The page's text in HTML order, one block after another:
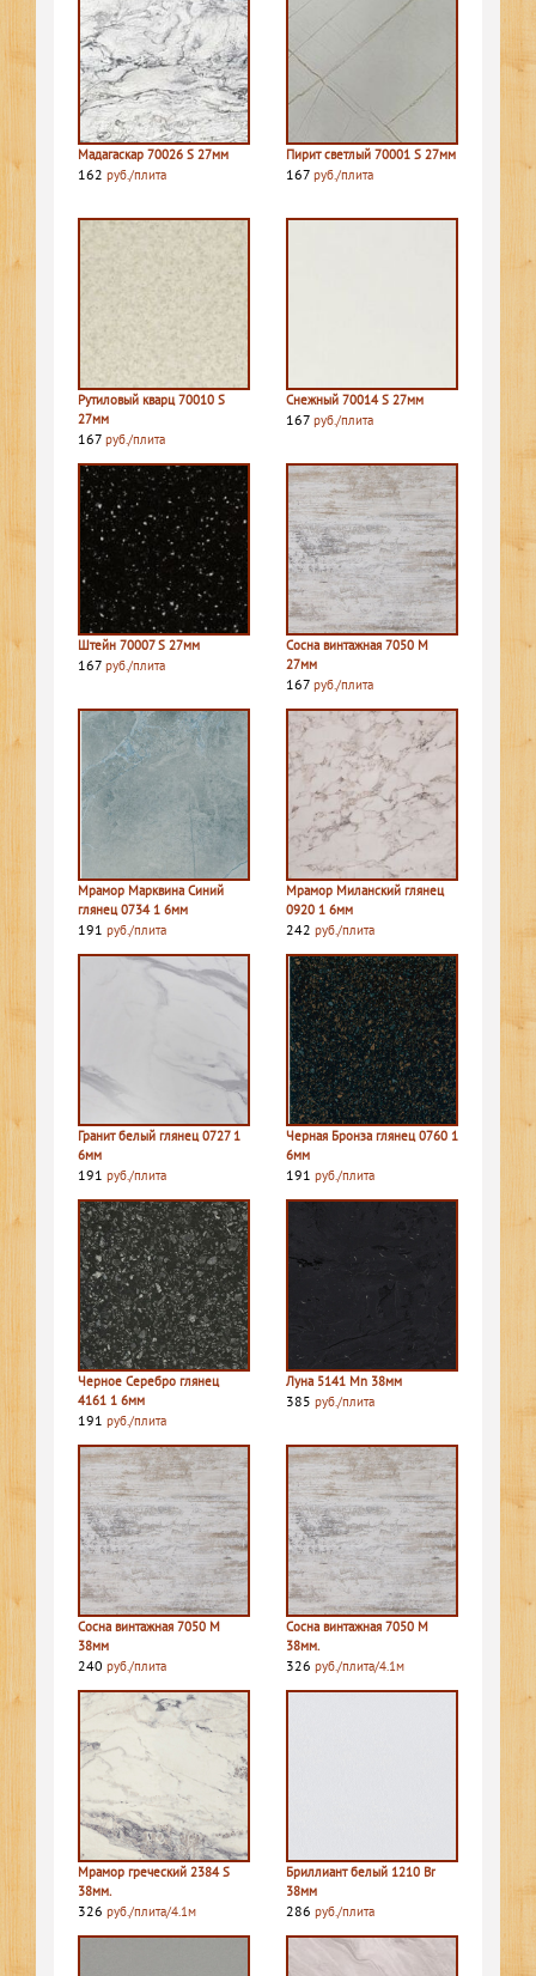
Мадагаскар 70026 S 27мм
162 руб./плита
Пирит светлый 70001 S 27мм
167 руб./плита
Рутиловый кварц 70010 S
27мм
167 руб./плита
Снежный 70014 S 27мм
167 руб./плита
Штейн 70007 S 27мм
167 руб./плита
Сосна винтажная 7050 M
27мм
167 руб./плита
Мрамор Марквина Синий
глянец 0734 1 6мм
191 руб./плита
Мрамор Миланский глянец
0920 1 6мм
242 руб./плита
Гранит белый глянец 0727 1
6мм
191 руб./плита
Черная Бронза глянец 0760 1
6мм
191 руб./плита
Черное Серебро глянец
4161 1 6мм
191 руб./плита
Луна 5141 Mn 38мм
385 руб./плита
Сосна винтажная 7050 M
38мм
240 руб./плита
Сосна винтажная 7050 M
38мм.
326 руб./плита/4.1м
Мрамор греческий 2384 S
38мм.
326 руб./плита/4.1м
Бриллиант белый 1210 Br
38мм
286 руб./плита